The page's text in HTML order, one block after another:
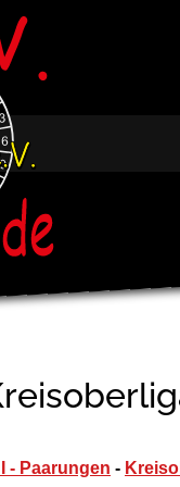
- Paarungen -